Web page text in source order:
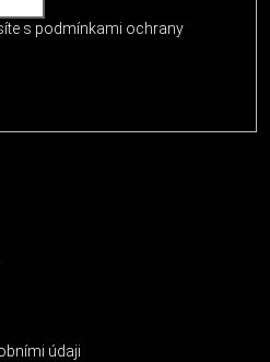
údaji
s podmínkami ochrany